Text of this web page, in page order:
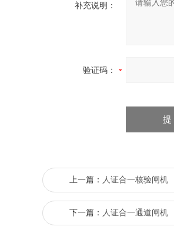
补充说明：
验证码：
上一篇： 人证合一核验闸机
下一篇： 人证合一通道闸机